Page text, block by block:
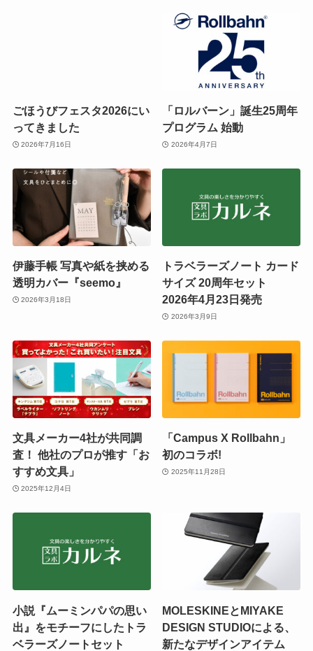
ごほうびフェスタ2026にい
ってきました
2026年7月16日
「ロルバーン」誕生25周年
プログラム 始動
2026年4月7日
伊藤手帳 写真や紙を挟める
透明カバー『seemo』
2026年3月18日
トラベラーズノート カード
サイズ 20周年セット
2026年4月23日発売
2026年3月9日
文具メーカー4社が共同調
査！ 他社のプロが推す「お
すすめ文具」
2025年12月4日
「Campus X Rollbahn」
初のコラボ!
2025年11月28日
小説『ムーミンパパの思い
出』をモチーフにしたトラ
ベラーズノートセット
MOLESKINEとMIYAKE
DESIGN STUDIOによる、
新たなデザインアイテム